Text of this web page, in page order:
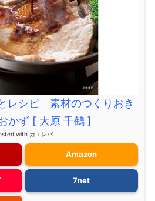
レシピ 素材のつくりおき
かず [ 大原 千鶴 ]
with カエレバ
Amazon
7net